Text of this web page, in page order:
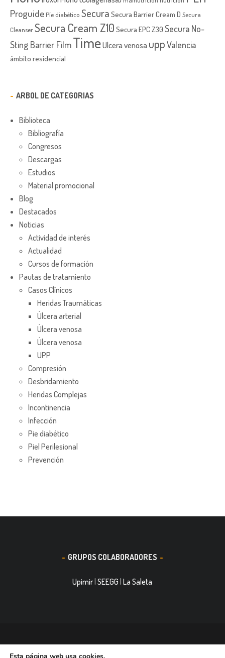
Proguide Píe diabético Secura Secura Barrier Cream D Secura
CleanserSecura Cream Z10 Secura EPC Z30 Secura No-
Sting Barrier FilmTimeUlcera venosa uppValencia
ámbito residencial
ARBOL DE CATEGORIAS
Biblioteca
Bibliografía
Congresos
Descargas
Estudios
Material promocional
Blog
Destacados
Noticias
Actividad de interés
Actualidad
Cursos de formación
Pautas de tratamiento
Casos Clínicos
Heridas Traumáticas
Úlcera arterial
Úlcera venosa
Úlcera venosa
UPP
Compresión
Desbridamiento
Heridas Complejas
Incontinencia
Infección
Pie diabético
Piel Perilesional
Prevención
GRUPOS COLABORADORES
Upimir |SEEGG |La Saleta
© 2016, Smith&Nephew, S.A. es un negocio mundial de